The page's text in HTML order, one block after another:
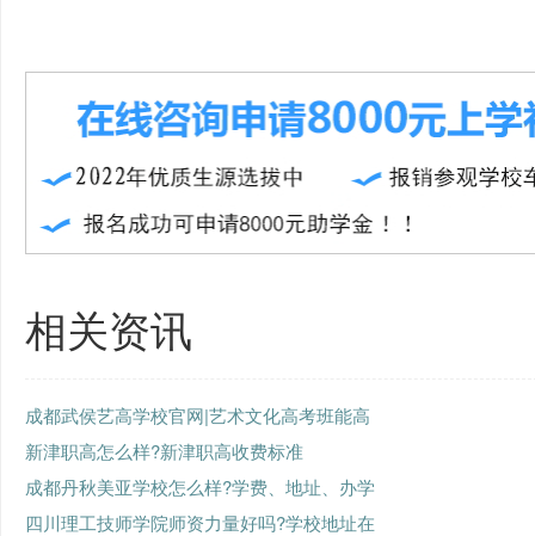
相关资讯
成都武侯艺高学校官网|艺术文化高考班能高
新津职高怎么样?新津职高收费标准
成都丹秋美亚学校怎么样?学费、地址、办学
四川理工技师学院师资力量好吗?学校地址在